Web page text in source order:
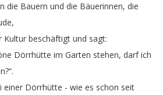
die Bauern und die Bäuerinnen, die
,
Kultur beschäftigt und sagt:
Dörrhütte im Garten stehen, darf ich
?“.
einer Dörrhütte - wie es schon seit